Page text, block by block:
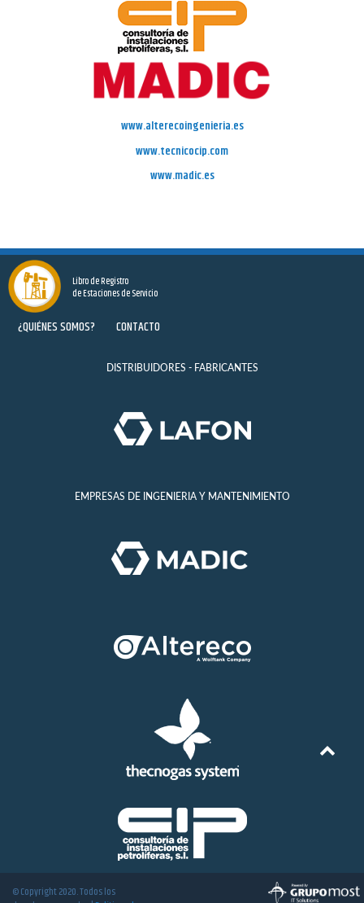
www.alterecoingenieria.es
www.tecnicocip.com
www.madic.es
Libro de Registro
de Estaciones de Servicio
¿QUIÉNES SOMOS? CONTACTO
DISTRIBUIDORES - FABRICANTES
EMPRESAS DE INGENIERIA Y MANTENIMIENTO
© Copyright 2020. Todos los